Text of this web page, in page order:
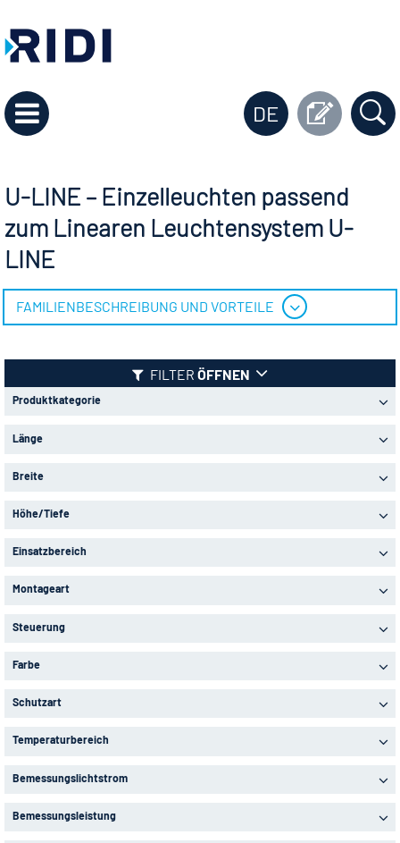
DE
U-LINE – Einzelleuchten passend
zum Linearen Leuchtensystem U-
LINE
FAMILIENBESCHREIBUNG UND VORTEILE
FILTER ÖFFNEN
Produktkategorie
Länge
Breite
Höhe/Tiefe
Einsatzbereich
Montageart
Steuerung
Farbe
Schutzart
Temperaturbereich
Bemessungslichtstrom
Bemessungsleistung